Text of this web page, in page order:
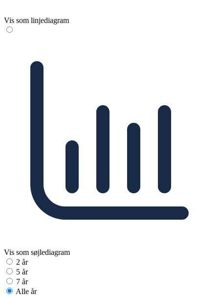
Vis som linjediagram
Vis som søjlediagram
2 år
5 år
7 år
Alle år